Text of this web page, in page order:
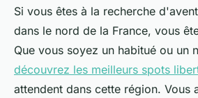
Top libertine spots
in northern france
Mélina•18 février 2025•7 min de
Si vous êtes à la recherche
dans le nord de la France, vous
Que vous soyez un habitué ou un
découvrez les meilleurs spots
attendent dans cette région. Vous